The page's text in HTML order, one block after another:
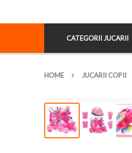
CATEGORII JUCARII
HOME JUCARII COPII